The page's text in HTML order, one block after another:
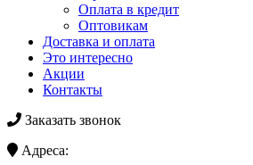
Оплата в кредит
Оптовикам
Доставка и оплата
Это интересно
Акции
Контакты
Заказать звонок
Адреса: